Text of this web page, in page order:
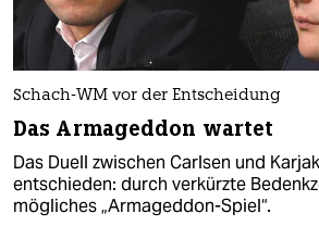
Schach-WM vor der Entscheidung
Das Armageddon wartet
Das Duell zwischen Carlsen und
entschieden: durch verkürzte
mögliches „Armageddon-Spiel“.